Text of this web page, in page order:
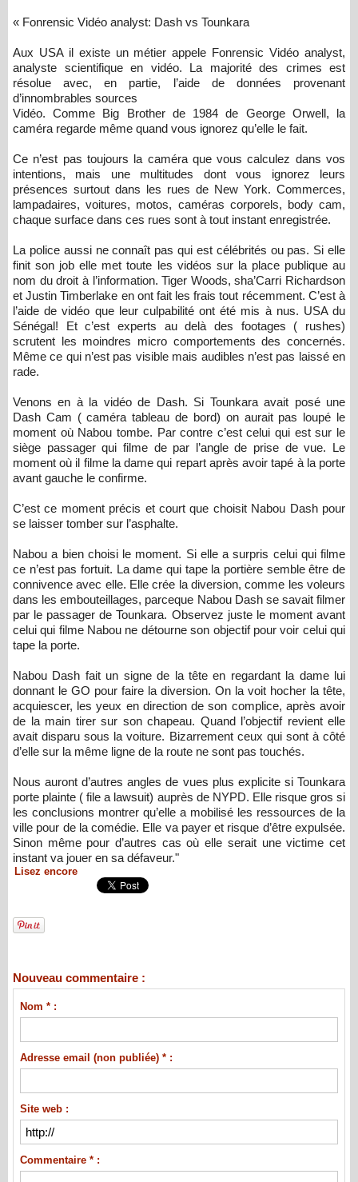
« Fonrensic Vidéo analyst: Dash vs Tounkara
Aux USA il existe un métier appele Fonrensic Vidéo analyst,
analyste scientifique en vidéo. La majorité des crimes est
résolue avec, en partie, l’aide de données provenant
d’innombrables sources
Vidéo. Comme Big Brother de 1984 de George Orwell, la
caméra regarde même quand vous ignorez qu’elle le fait.
Ce n’est pas toujours la caméra que vous calculez dans vos
intentions, mais une multitudes dont vous ignorez leurs
présences surtout dans les rues de New York. Commerces,
lampadaires, voitures, motos, caméras corporels, body cam,
chaque surface dans ces rues sont à tout instant enregistrée.
La police aussi ne connaît pas qui est célébrités ou pas. Si elle
finit son job elle met toute les vidéos sur la place publique au
nom du droit à l’information. Tiger Woods, sha’Carri Richardson
et Justin Timberlake en ont fait les frais tout récemment. C’est à
l’aide de vidéo que leur culpabilité ont été mis à nus. USA du
Sénégal! Et c’est experts au delà des footages ( rushes)
scrutent les moindres micro comportements des concernés.
Même ce qui n’est pas visible mais audibles n’est pas laissé en
rade.
Venons en à la vidéo de Dash. Si Tounkara avait posé une
Dash Cam ( caméra tableau de bord) on aurait pas loupé le
moment où Nabou tombe. Par contre c’est celui qui est sur le
siège passager qui filme de par l’angle de prise de vue. Le
moment où il filme la dame qui repart après avoir tapé à la porte
avant gauche le confirme.
C’est ce moment précis et court que choisit Nabou Dash pour
se laisser tomber sur l’asphalte.
Nabou a bien choisi le moment. Si elle a surpris celui qui filme
ce n’est pas fortuit. La dame qui tape la portière semble être de
connivence avec elle. Elle crée la diversion, comme les voleurs
dans les embouteillages, parceque Nabou Dash se savait filmer
par le passager de Tounkara. Observez juste le moment avant
celui qui filme Nabou ne détourne son objectif pour voir celui qui
tape la porte.
Nabou Dash fait un signe de la tête en regardant la dame lui
donnant le GO pour faire la diversion. On la voit hocher la tête,
acquiescer, les yeux en direction de son complice, après avoir
de la main tirer sur son chapeau. Quand l’objectif revient elle
avait disparu sous la voiture. Bizarrement ceux qui sont à côté
d’elle sur la même ligne de la route ne sont pas touchés.
Nous auront d’autres angles de vues plus explicite si Tounkara
porte plainte ( file a lawsuit) auprès de NYPD. Elle risque gros si
les conclusions montrer qu’elle a mobilisé les ressources de la
ville pour de la comédie. Elle va payer et risque d’être expulsée.
Sinon même pour d’autres cas où elle serait une victime cet
instant va jouer en sa défaveur."
Lisez encore
Nouveau commentaire :
Nom * :
Adresse email (non publiée) * :
Site web :
Commentaire * :